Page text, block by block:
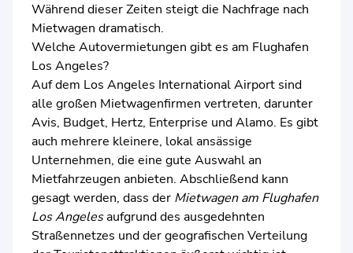
Während dieser Zeiten steigt die Nachfrage nach
Mietwagen dramatisch.
Welche Autovermietungen gibt es am Flughafen
Los Angeles?
Auf dem Los Angeles International Airport sind
alle großen Mietwagenfirmen vertreten, darunter
Avis, Budget, Hertz, Enterprise und Alamo. Es gibt
auch mehrere kleinere, lokal ansässige
Unternehmen, die eine gute Auswahl an
Mietfahrzeugen anbieten. Abschließend kann
gesagt werden, dass der Mietwagen am Flughafen
Los Angelesaufgrund des ausgedehnten
Straßennetzes und der geografischen Verteilung